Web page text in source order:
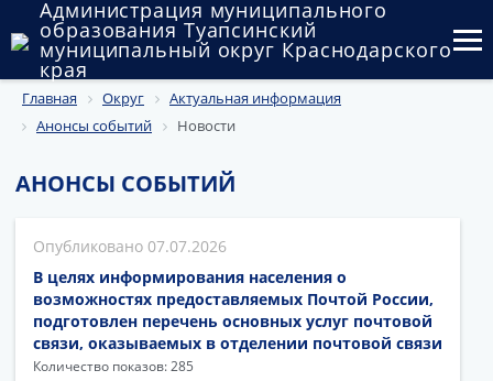
Администрация муниципального
образования Туапсинский
муниципальный округ Краснодарского
края
Округ
Государственный и муниципальный контроль
Муниципальное имущество
Публичные слушания и общественные обсуждения
Главная Округ
Актуальная информация
Анонсы событий
Новости
АНОНСЫ СОБЫТИЙ
07.07.2026
В целях информирования населения о
возможностях предоставляемых Почтой России,
подготовлен перечень основных услуг почтовой
связи, оказываемых в отделении почтовой связи
Количество показов: 285